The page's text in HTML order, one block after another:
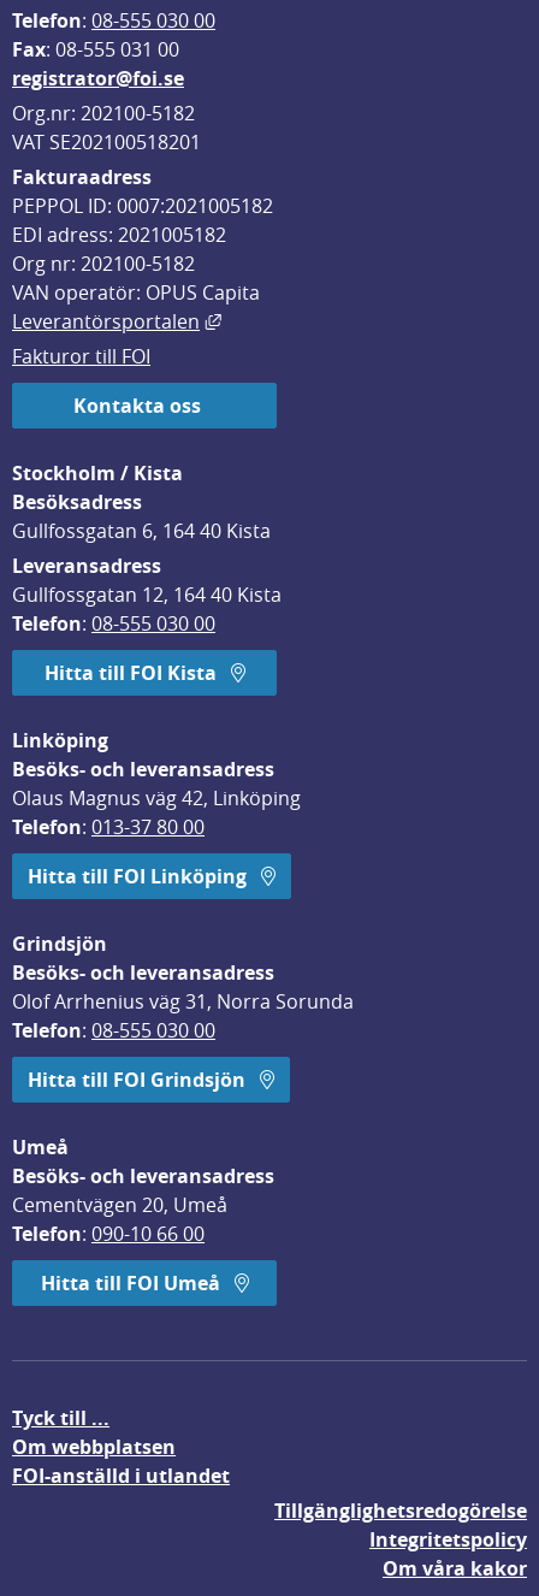
Telefon: 08-555 030 00
Fax: 08-555 031 00
registrator@foi.se
Org.nr: 202100-5182
VAT SE202100518201
Fakturaadress
PEPPOL ID: 0007:2021005182
EDI adress: 2021005182
Org nr: 202100-5182
VAN operatör: OPUS Capita
Leverantörsportalen
Länk till annan webbplats, öppnas
Fakturor till FOI
Kontakta oss
Stockholm / Kista
Besöksadress
Gullfossgatan 6, 164 40 Kista
Leveransadress
Gullfossgatan 12, 164 40 Kista
Telefon: 08-555 030 00
Hitta till FOI Kista
Linköping
Besöks- och leveransadress
Olaus Magnus väg 42, Linköping
Telefon: 013-37 80 00
Hitta till FOI Linköping
Grindsjön
Besöks- och leveransadress
Olof Arrhenius väg 31, Norra Sorunda
Telefon: 08-555 030 00
Hitta till FOI Grindsjön
Umeå
Besöks- och leveransadress
Cementvägen 20, Umeå
Telefon: 090-10 66 00
Hitta till FOI Umeå
Tyck till ...
Om webbplatsen
FOI-anställd i utlandet
Tillgänglighetsredogörelse
Integritetspolicy
Om våra kakor